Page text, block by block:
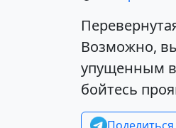
Возможно,
упущенным
бойтесь